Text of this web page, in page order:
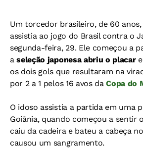
Um torcedor brasileiro, de 60
assistia ao jogo do Brasil contra o
segunda-feira, 29. Ele começou a
aseleção japonesa abriu o placar
os dois gols que resultaram na
por 2 a 1 pelos 16 avos daCopa do
O idoso assistia a partida em uma
Goiânia, quando começou a sentir
caiu da cadeira e bateu a cabeça
causou um sangramento.